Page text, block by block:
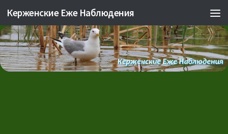
Skip to content
Керженские Еже Наблюдения